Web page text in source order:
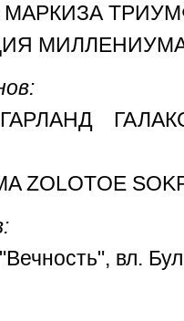
ZOLOTOE
вл.